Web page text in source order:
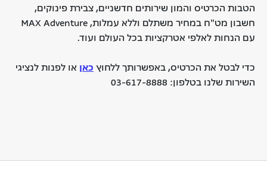
הטבות הכרטיס והמון שירותים חדשניים, צבירת פינוקים,
חשבון מט"ח במחיר משתלם וללא עמלות, MAX Adventure
עם הנחות לאלפי אטרקציות בכל העולם ועוד.
כדי לבטל את הכרטיס, באפשרותך ללחוץ כאן או לפנות לנציגי
השירות שלנו בטלפון: 03-617-8888